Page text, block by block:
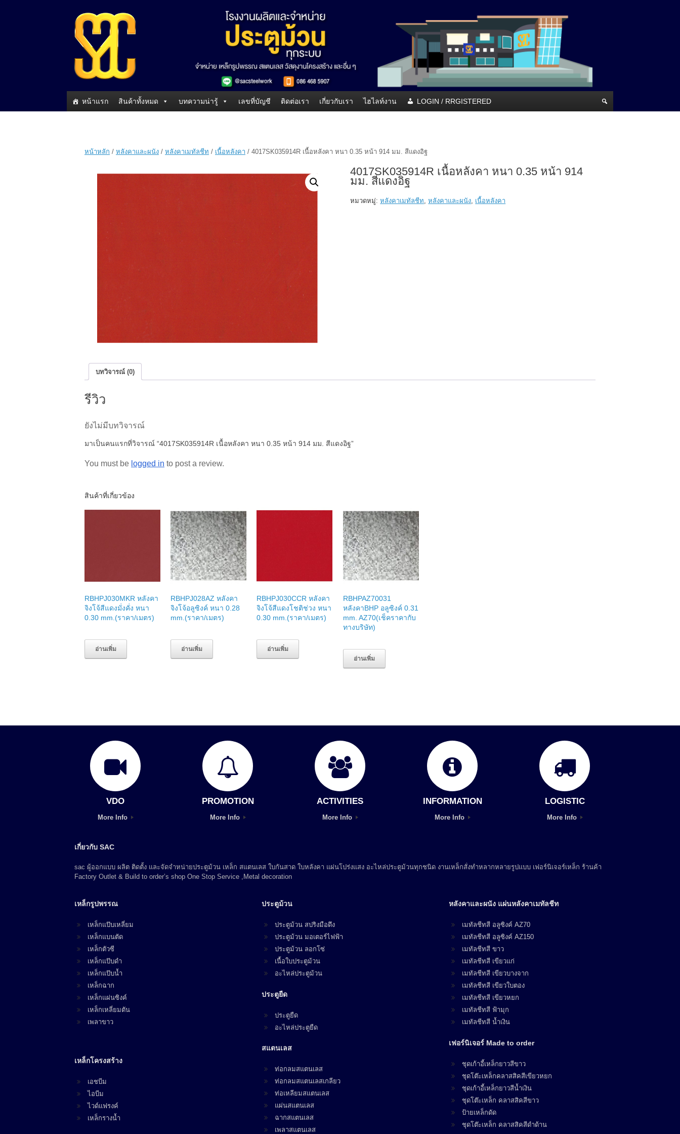
หน้าแรก สินค้าทั้งหมด บทความน่ารู้ เลขที่บัญชี ติดต่อเรา เกี่ยวกับเรา ไฮไลท์งาน LOGIN / RRGISTERED
หน้าหลัก / หลังคาและผนัง / หลังคาเมทัลชีท / เนื้อหลังคา / 4017SK035914R เนื้อหลังคา หนา 0.35 หน้า 914 มม. สีแดงอิฐ
4017SK035914R เนื้อหลังคา หนา 0.35 หน้า 914
มม. สีแดงอิฐ
หมวดหมู่:หลังคาเมทัลชีท,หลังคาและผนัง, เนื้อหลังคา
บทวิจารณ์ (0)
รีวิว
ยังไม่มีบทวิจารณ์
มาเป็นคนแรกที่วิจารณ์ “4017SK035914R เนื้อหลังคา หนา 0.35 หน้า 914 มม. สีแดงอิฐ”
You must be logged in to post a review.
สินค้าที่เกี่ยวข้อง
RBHPJ030MKR หลังคา
จิงโจ้สีแดงมั่งคั่ง หนา
0.30 mm.(ราคา/เมตร)
อ่านเพิ่ม
RBHPJ028AZ หลังคา
จิงโจ้อลูซิงค์ หนา 0.28
mm.(ราคา/เมตร)
อ่านเพิ่ม
RBHPJ030CCR หลังคา
จิงโจ้สีแดงโชติช่วง หนา
0.30 mm.(ราคา/เมตร)
อ่านเพิ่ม
RBHPAZ70031
หลังคาBHP อลูซิงค์ 0.31
mm. AZ70(เช็คราคากับ
ทางบริษัท)
อ่านเพิ่ม
VDO
More Info
PROMOTION
More Info
ACTIVITIES
More Info
INFORMATION
More Info
LOGISTIC
More Info
เกี่ยวกับ SAC
sac ผู้ออกแบบ ผลิต ติดตั้ง และจัดจำหน่ายประตูม้วน เหล็ก สแตนเลส ใบกันสาด ใบหลังคา แผ่นโปร่งแสง อะไหล่ประตูม้วนทุกชนิด งานเหล็กสั่งทำหลากหลายรูปแบบ เฟอร์นิเจอร์เหล็ก ร้านค้า
Factory Outlet & Build to order’s shop One Stop Service ,Metal decoration
เหล็กรูปพรรณ
เหล็กแป๊บเหลี่ยม
เหล็กแบนตัด
เหล็กตัวซี
เหล็กแป๊บดำ
เหล็กแป๊บน้ำ
เหล็กฉาก
เหล็กแผ่นซิงค์
เหล็กเหลี่ยมตัน
เพลาขาว
เหล็กโครงสร้าง
เอชบีม
ไอบีม
ไวด์แฟรงค์
เหล็กรางน้ำ
ประตูม้วน
ประตูม้วน สปริงมือดึง
ประตูม้วน มอเตอร์ไฟฟ้า
ประตูม้วน ลอกโซ่
เนื้อใบประตูม้วน
อะไหล่ประตูม้วน
ประตูยืด
ประตูยืด
อะไหล่ประตูยืด
สแตนเลส
ท่อกลมสแตนเลส
ท่อกลมสแตนเลสเกลียว
ท่อเหลียมสแตนเลส
แผ่นสแตนเลส
ฉากสแตนเลส
เพลาสแตนเลส
หลังคาและผนัง แผ่นหลังคาเมทัลชีท
เมทัลชีทสี อลูซิงค์ AZ70
เมทัลชีทสี อลูซิงค์ AZ150
เมทัลชีทสี ขาว
เมทัลชีทสี เขียวแก่
เมทัลชีทสี เขียวบางจาก
เมทัลชีทสี เขียวใบตอง
เมทัลชีทสี เขียวหยก
เมทัลชีทสี ฟ้ามุก
เมทัลชีทสี น้ำเงิน
เฟอร์นิเจอร์ Made to order
ชุดเก้าอี้เหล็กยาวสีขาว
ชุดโต๊ะเหล็กคลาสสิคสีเขียวหยก
ชุดเก้าอี้เหล็กยาวสีน้ำเงิน
ชุดโต๊ะเหล็ก คลาสสิคสีขาว
ป้ายเหล็กดัด
ชุดโต๊ะเหล็ก คลาสสิคสีดำด้าน